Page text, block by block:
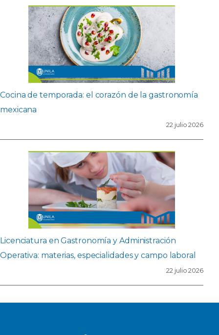
Cocina de temporada: el corazón de la gastronomía
mexicana
22 julio 2026
Licenciatura en Gastronomía y Administración
Operativa: materias, especialidades y campo laboral
22 julio 2026